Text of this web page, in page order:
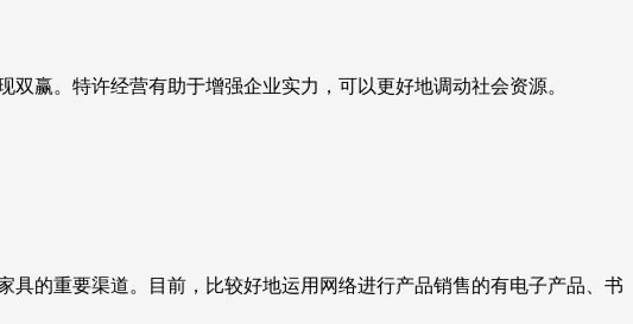
赢。特许经营有助于增强企业实力，可以更好地调动社会资源。
的重要渠道。目前，比较好地运用网络进行产品销售的有电子产品、书